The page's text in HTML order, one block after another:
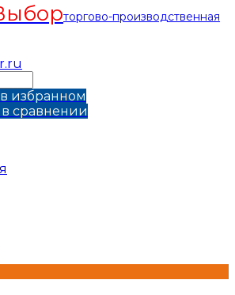
торгово-производственная
избранном
в сравнении